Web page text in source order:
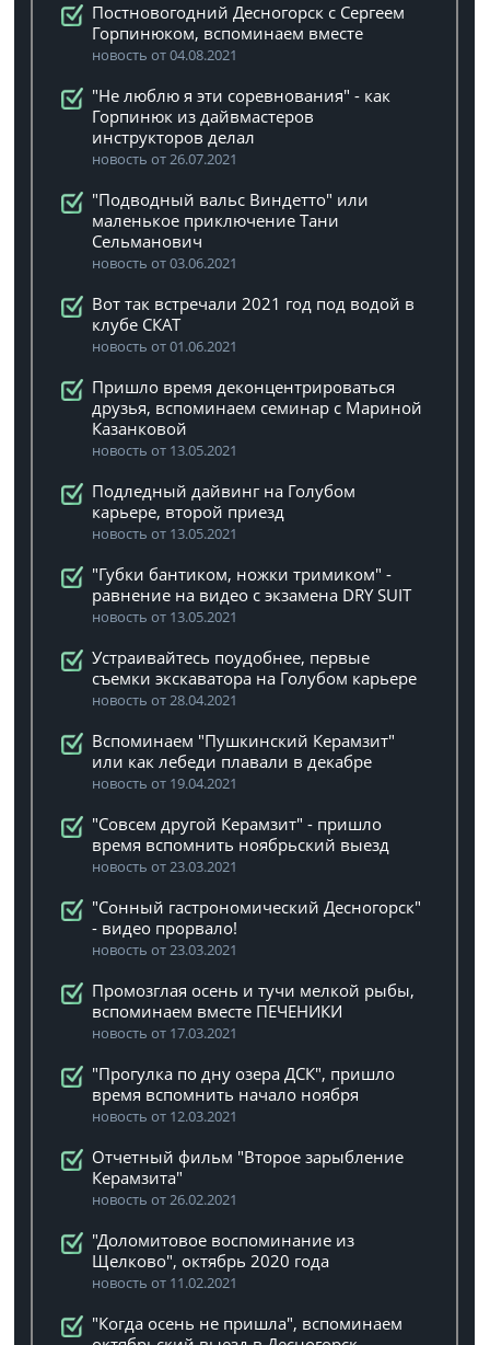
Постновогодний Десногорск с Сергеем
Горпинюком, вспоминаем вместе
новость от 04.08.2021
"Не люблю я эти соревнования" - как
Горпинюк из дайвмастеров
инструкторов делал
новость от 26.07.2021
"Подводный вальс Виндетто" или
маленькое приключение Тани
Сельманович
новость от 03.06.2021
Вот так встречали 2021 год под водой в
клубе СКАТ
новость от 01.06.2021
Пришло время деконцентрироваться
друзья, вспоминаем семинар с Мариной
Казанковой
новость от 13.05.2021
Подледный дайвинг на Голубом
карьере, второй приезд
новость от 13.05.2021
"Губки бантиком, ножки тримиком" -
равнение на видео с экзамена DRY SUIT
новость от 13.05.2021
Устраивайтесь поудобнее, первые
съемки экскаватора на Голубом карьере
новость от 28.04.2021
Вспоминаем "Пушкинский Керамзит"
или как лебеди плавали в декабре
новость от 19.04.2021
"Совсем другой Керамзит" - пришло
время вспомнить ноябрьский выезд
новость от 23.03.2021
"Сонный гастрономический Десногорск"
- видео прорвало!
новость от 23.03.2021
Промозглая осень и тучи мелкой рыбы,
вспоминаем вместе ПЕЧЕНИКИ
новость от 17.03.2021
"Прогулка по дну озера ДСК", пришло
время вспомнить начало ноября
новость от 12.03.2021
Отчетный фильм "Второе зарыбление
Керамзита"
новость от 26.02.2021
"Доломитовое воспоминание из
Щелково", октябрь 2020 года
новость от 11.02.2021
"Когда осень не пришла", вспоминаем